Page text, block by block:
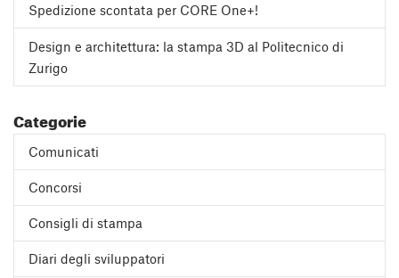
Spedizione scontata per CORE One+!
Design e architettura: la stampa 3D al Politecnico di
Zurigo
Categorie
Comunicati
Concorsi
Consigli di stampa
Diari degli sviluppatori